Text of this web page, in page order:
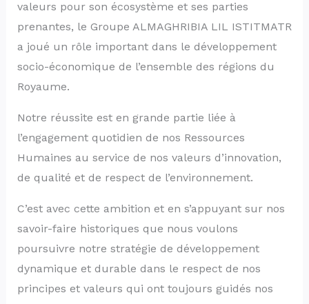
valeurs pour son écosystème et ses parties
prenantes, le Groupe ALMAGHRIBIA LIL ISTITMATR
a joué un rôle important dans le développement
socio-économique de l’ensemble des régions du
Royaume.
Notre réussite est en grande partie liée à
l’engagement quotidien de nos Ressources
Humaines au service de nos valeurs d’innovation,
de qualité et de respect de l’environnement.
C’est avec cette ambition et en s’appuyant sur nos
savoir-faire historiques que nous voulons
poursuivre notre stratégie de développement
dynamique et durable dans le respect de nos
principes et valeurs qui ont toujours guidés nos